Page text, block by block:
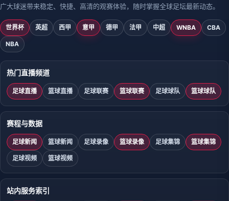
广大球迷带来稳定、快捷、高清的观赛体验，随时掌握全球足坛最新动态。
世界杯 英超 西甲 意甲 德甲 法甲 中超 WNBA CBA
NBA
热门直播频道
足球直播 篮球直播 足球联赛 篮球联赛 足球球队 篮球球队
赛程与数据
足球新闻 篮球新闻 足球录像 篮球录像 足球集锦 篮球集锦
足球视频 篮球视频
站内服务索引